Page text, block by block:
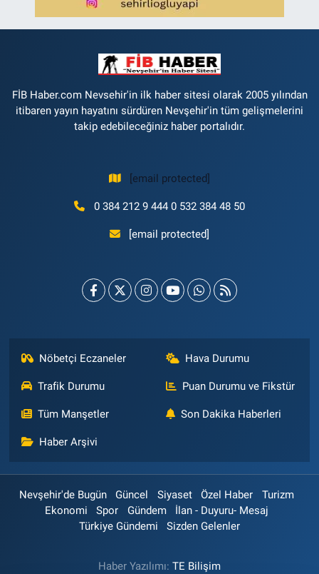
FİB Haber.com Nevsehir'in ilk haber sitesi olarak 2005 yılından
itibaren yayın hayatını sürdüren Nevşehir'in tüm gelişmelerini
takip edebileceğiniz haber portalıdır.
[email protected]
0 384 212 9 444 0 532 384 48 50
[email protected]
Nöbetçi Eczaneler Hava Durumu
Trafik Durumu Puan Durumu ve Fikstür
Tüm Manşetler Son Dakika Haberleri
Haber Arşivi
Nevşehir'de Bugün Güncel Siyaset Özel Haber
Turizm
Ekonomi
Spor Gündem
İlan - Duyuru- Mesaj
Türkiye Gündemi
Sizden Gelenler
Haber Yazılımı: TE Bilişim